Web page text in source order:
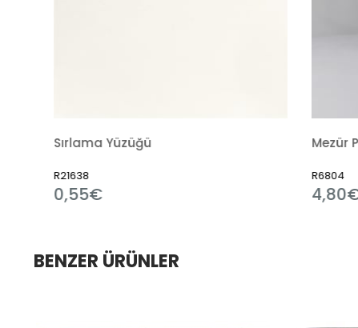
Yüzüğü Mezür Polipropilen
BENZER ÜRÜNLER